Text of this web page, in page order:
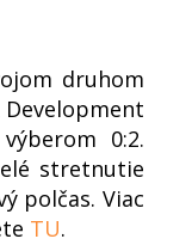
druhom
0:2.
stretnutie
polčas. Viac
TU.